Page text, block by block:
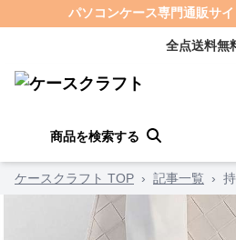
パソコンケース専門通販サ
全点送料無
商品を検索する
ケースクラフト TOP › 記事一覧 ›